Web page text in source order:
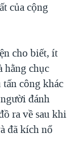
CUỘC'
của cộng
cho biết, ít
hằng chục
công khác
đánh
ra về sau khi
đã kích nổ